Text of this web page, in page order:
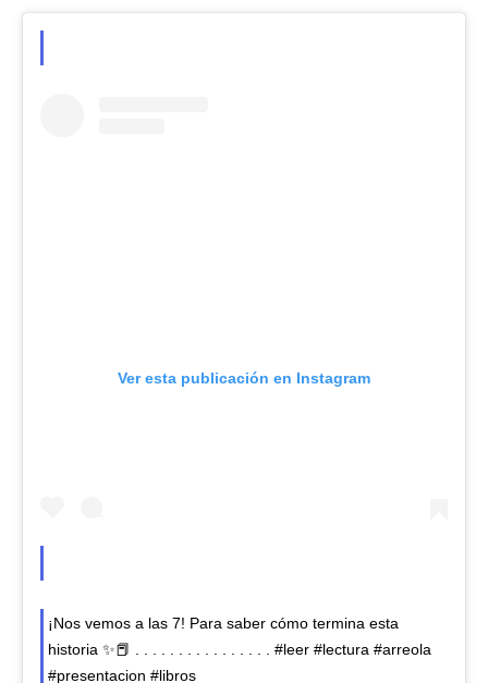
Ver esta publicación en Instagram
¡Nos vemos a las 7! Para saber cómo termina esta
historia ✨📕 . . . . . . . . . . . . . . . . #leer #lectura #arreola
#presentacion #libros